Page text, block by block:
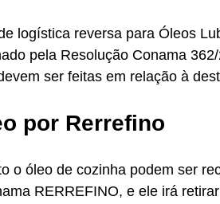
logística reversa para Óleos
pela Resolução Conama
ser feitas em relação à
por Rerrefino
o óleo de cozinha podem ser
RERREFINO, e ele irá